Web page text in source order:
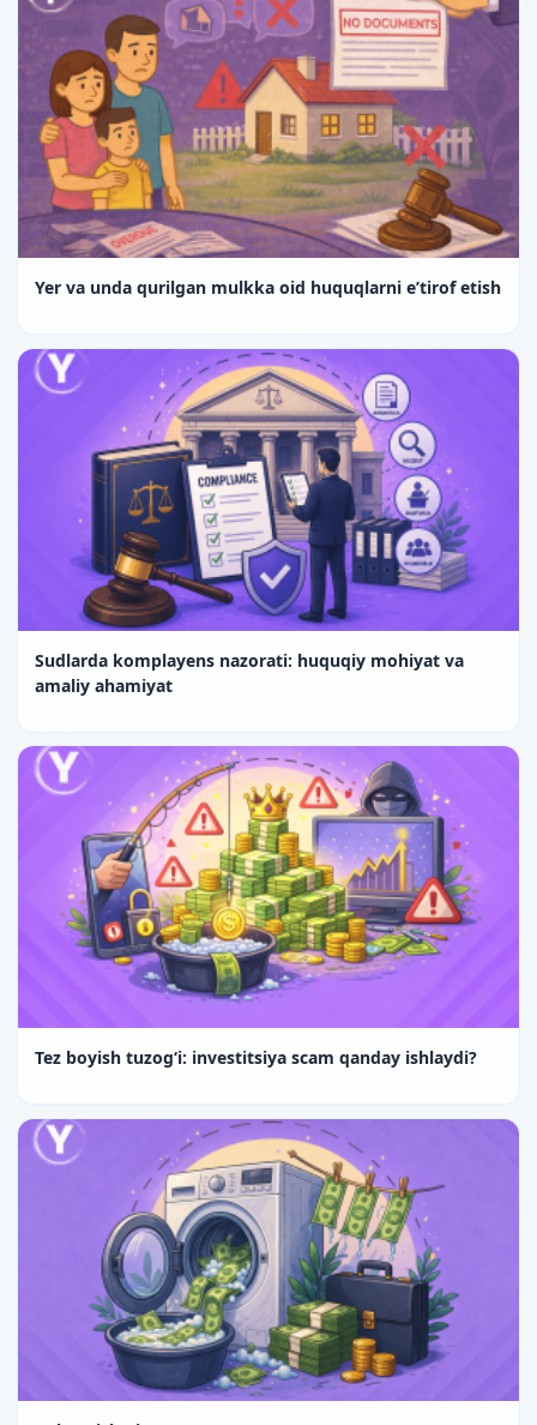
Yer va unda qurilgan mulkka oid huquqlarni e’tirof etish
Sudlarda komplayens nazorati: huquqiy mohiyat va
amaliy ahamiyat
Tez boyish tuzog‘i: investitsiya scam qanday ishlaydi?